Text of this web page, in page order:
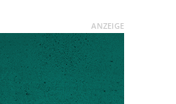
ANZEIGE